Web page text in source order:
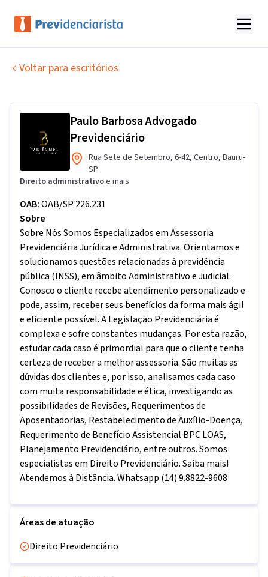
Voltar para escritórios
Paulo Barbosa Advogado
Previdenciário
Rua Sete de Setembro, 6-42, Centro, Bauru-
SP
Direito administrativoe mais
OAB:OAB/SP 226.231
Sobre
Sobre Nós Somos Especializados em Assessoria
Previdenciária Jurídica e Administrativa. Orientamos e
solucionamos questões relacionadas à previdência
pública (INSS), em âmbito Administrativo e Judicial.
Conosco o cliente recebe atendimento personalizado e
pode, assim, receber seus benefícios da forma mais ágil
e eficiente possível. A Legislação Previdenciária é
complexa e sofre constantes mudanças. Por esta razão,
estudar cada caso é primordial para que o cliente tenha
certeza de receber a melhor assessoria. São muitas as
dúvidas dos clientes e, por isso, analisamos cada caso
com muita responsabilidade e ética, investigando as
possibilidades de Revisões, Requerimentos de
Aposentadorias, Restabelecimento de Auxílio-Doença,
Requerimento de Benefício Assistencial BPC LOAS,
Planejamento Previdenciário, entre outros. Somos
especialistas em Direito Previdenciário. Saiba mais!
Atendemos à Distância. Whatsapp (14) 9.8822-9608
Áreas de atuação
Direito Previdenciário